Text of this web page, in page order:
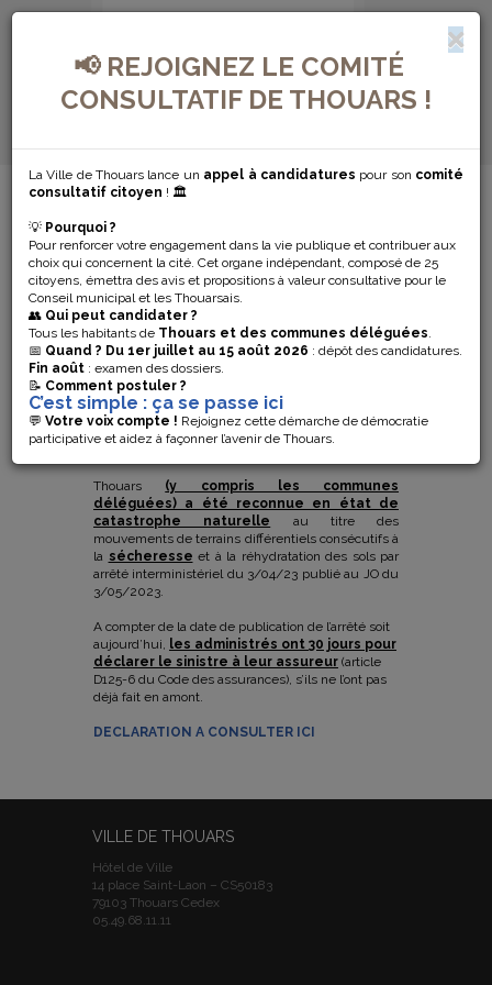
📢 REJOIGNEZ LE COMITÉ
CONSULTATIF DE THOUARS !
La Ville de Thouars lance un appel à candidatures pour son comité
consultatif citoyen ! 🏛️
💡 Pourquoi ?
Pour renforcer votre engagement dans la vie publique et contribuer aux
choix qui concernent la cité. Cet organe indépendant, composé de 25
citoyens, émettra des avis et propositions à valeur consultative pour le
Conseil municipal et les Thouarsais.
👥 Qui peut candidater ?
Tous les habitants de Thouars et des communes déléguées.
📅 Quand ? Du 1er juillet au 15 août 2026 : dépôt des candidatures.
Fin août : examen des dossiers.
📝 Comment postuler ?
C’est simple : ça se passe ici
💬 Votre voix compte ! Rejoignez cette démarche de démocratie
participative et aidez à façonner l’avenir de Thouars.
MENU DE NAVIGATION...
RECONNAISSANCE
DE L’ÉTAT DE
CATASTROPHE
NATURELLE/
2023
Thouars (y compris les communes
déléguées) a été reconnue en état de
catastrophe naturelle au titre des
mouvements de terrains différentiels consécutifs à
la sécheresse et à la réhydratation des sols par
arrêté interministériel du 3/04/23 publié au JO du
3/05/2023.
A compter de la date de publication de l’arrêté soit
aujourd’hui, les administrés ont 30 jours pour
déclarer le sinistre à leur assureur (article
D125-6 du Code des assurances), s’ils ne l’ont pas
déjà fait en amont.
DECLARATION A CONSULTER ICI
VILLE DE THOUARS
Hôtel de Ville
14 place Saint-Laon – CS50183
79103 Thouars Cedex
05.49.68.11.11